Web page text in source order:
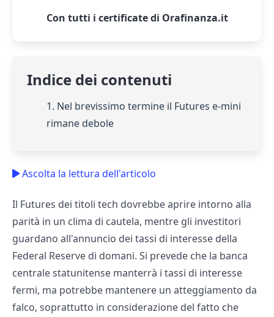
Con tutti i certificate di Orafinanza.it
Indice dei contenuti
1. Nel brevissimo termine il Futures e-mini
rimane debole
Ascolta la lettura dell'articolo
Il Futures dei titoli tech dovrebbe aprire intorno alla
parità in un clima di cautela, mentre gli investitori
guardano all'annuncio dei tassi di interesse della
Federal Reserve di domani. Si prevede che la banca
centrale statunitense manterrà i tassi di interesse
fermi, ma potrebbe mantenere un atteggiamento da
falco, soprattutto in considerazione del fatto che